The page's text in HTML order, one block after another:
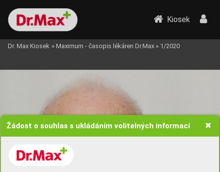
Žádost o souhlas s ukládáním volitelných informací
Kiosek
Dr. Max Kiosek » Maximum - časopis lékáren Dr.Max » 1/2020